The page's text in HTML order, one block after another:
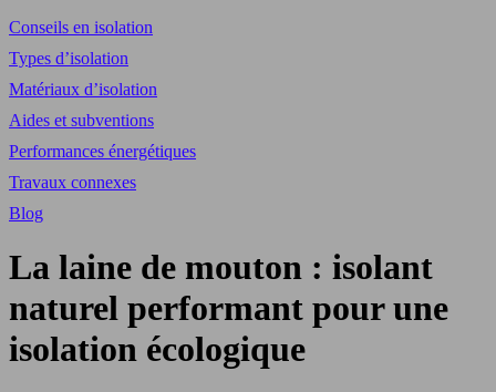
Conseils en isolation
Types d’isolation
Matériaux d’isolation
Aides et subventions
Performances énergétiques
Travaux connexes
Blog
La laine de mouton : isolant
naturel performant pour une
isolation écologique